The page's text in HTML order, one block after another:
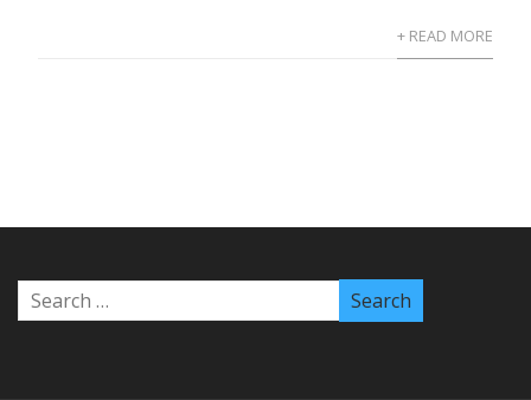
+ READ MORE